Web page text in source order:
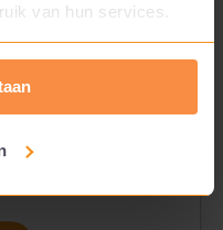
van hun services.